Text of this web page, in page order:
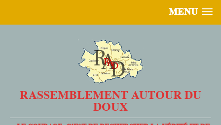
MENU
RASSEMBLEMENT AUTOUR DU
DOUX